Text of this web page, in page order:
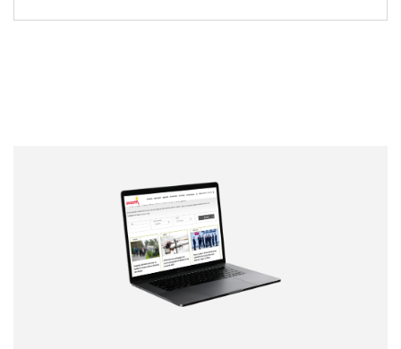
Correo electrónico
Tipo de comentario